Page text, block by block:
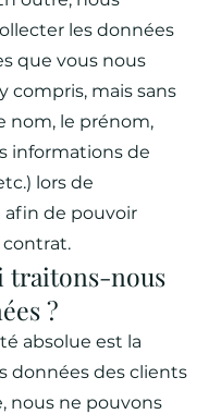
les données
que vous nous
compris, mais sans
nom, le prénom,
informations de
lors de
afin de pouvoir
traitons-nous
?
absolue est la
données des clients
nous ne pouvons